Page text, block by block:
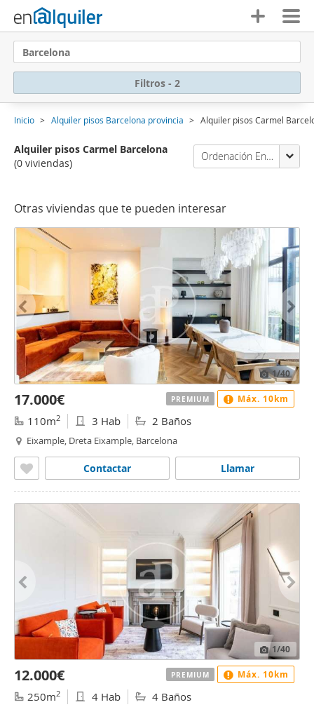
Barcelona
Filtros - 2
Inicio Alquiler pisos Barcelona provincia Alquiler pisos Carmel
Alquiler pisos Carmel Barcelona
(0 viviendas)
Ordenación Enalquiler
Otras viviendas que te pueden interesar
1/40
17.000€
110m2 3 Hab 2 Baños
Eixample, Dreta Eixample, Barcelona
Llamar
Contactar
PREMIUM Máx. 10km
1/40
12.000€
250m2 4 Hab 4 Baños
PREMIUM Máx. 10km